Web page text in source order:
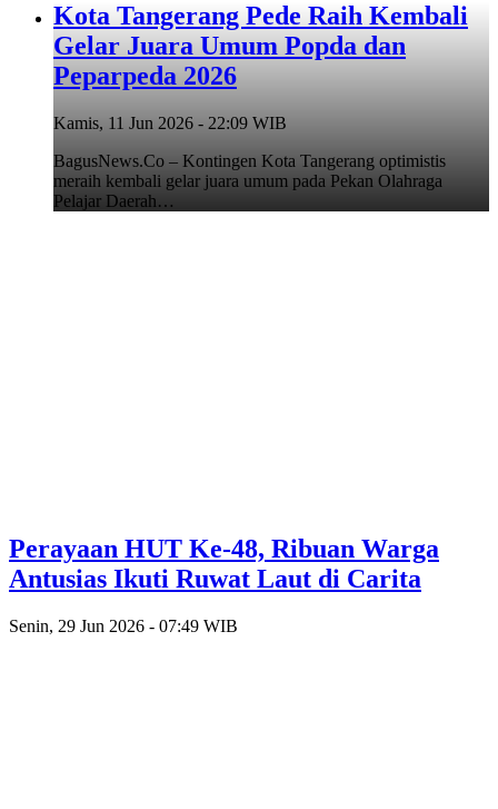
Kota Tangerang Pede Raih Kembali
Gelar Juara Umum Popda dan
Peparpeda 2026
Kamis, 11 Jun 2026 - 22:09 WIB
BagusNews.Co – Kontingen Kota Tangerang optimistis
meraih kembali gelar juara umum pada Pekan Olahraga
Pelajar Daerah…
Perayaan HUT Ke-48, Ribuan Warga
Antusias Ikuti Ruwat Laut di Carita
Senin, 29 Jun 2026 - 07:49 WIB